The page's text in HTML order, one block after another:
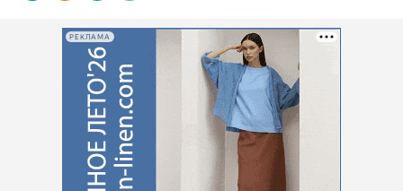
РЕКЛАМА